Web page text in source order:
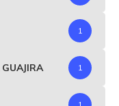
1
1